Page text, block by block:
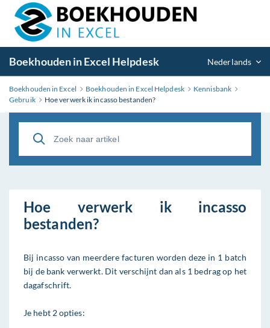
Boekhouden in Excel Helpdesk Nederlands
Boekhouden in Excel Boekhouden in Excel Helpdesk
Kennisbank
Gebruik
Hoe verwerk ik incasso bestanden?
Hoe verwerk ik incasso
bestanden?
Bij incasso van meerdere facturen worden deze in 1 batch
bij de bank verwerkt. Dit verschijnt dan als 1 bedrag op het
dagafschrift.
Je hebt 2 opties: